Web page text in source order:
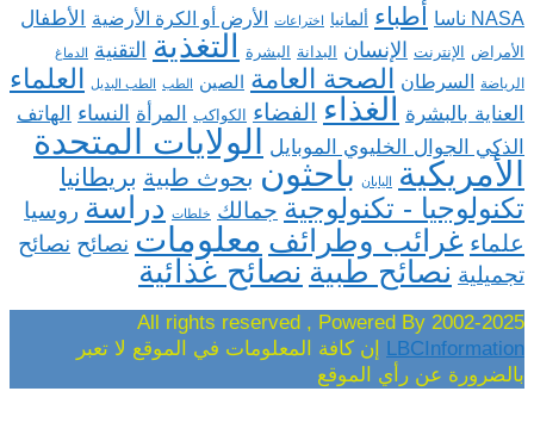
NASA ناسا أطباء ألمانيا اختراعات الأرض أو الكرة الأرضية الأطفال
الأمراض الإنترنت الإنسان البدانة البشرة التغذية التقنية الدماغ
الرياضة السرطان الصحة العامة الصين الطب الطب البديل العلماء
العناية بالبشرة الغذاء الفضاء الكواكب المرأة النساء
الهاتف
الذكي الجوال الخليوي الموبايل
الولايات المتحدة
الأمريكية
اليابان باحثون بحوث طبية بريطانيا
تكنولوجيا - تكنولوجية جمالك خلطات دراسة روسيا
علماء غرائب وطرائف معلومات نصائح نصائح
تجميلية نصائح طبية نصائح غذائية
2002-2025 All rights reserved , Powered By
LBCInformationإن كافة المعلومات في الموقع لا تعبر
بالضرورة عن رأي الموقع